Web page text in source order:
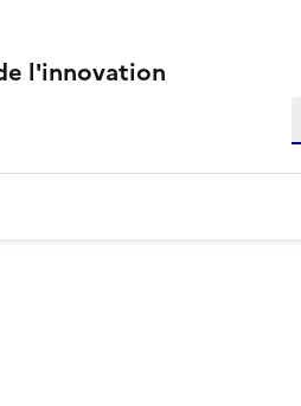
l'innovation